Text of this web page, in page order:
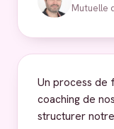
Mutuelle
Un process de
coaching de
structurer